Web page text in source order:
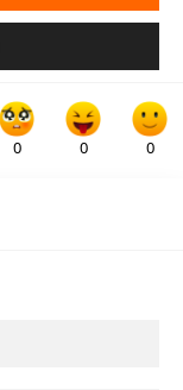
0 0 0